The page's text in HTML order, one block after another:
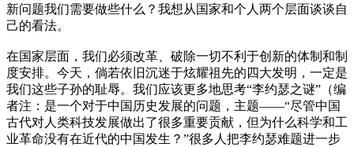
新问题我们需要做些什么？我想从国家和个人两个层面谈谈自
己的看法。
在国家层面，我们必须改革、破除一切不利于创新的体制和制
度安排。今天，倘若依旧沉迷于炫耀祖先的四大发明，一定是
我们这些子孙的耻辱。我们应该更多地思考“李约瑟之谜”（编
者注：是一个对于中国历史发展的问题，主题——“尽管中国
古代对人类科技发展做出了很多重要贡献，但为什么科学和工
业革命没有在近代的中国发生？”很多人把李约瑟难题进一步